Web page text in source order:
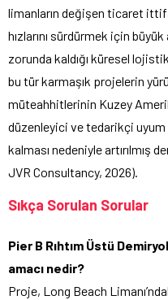
limanların değişen ticaret
hızlarını sürdürmek için
zorunda kaldığı küresel
bu tür karmaşık projelerin
müteahhitlerinin Kuzey
düzenleyici ve tedarikçi uyum
kalması nedeniyle artırılmış
JVR Consultancy, 2026).
Sıkça Sorulan Sorular
Pier B Rıhtım Üstü
amacı nedir?
Proje, Long Beach